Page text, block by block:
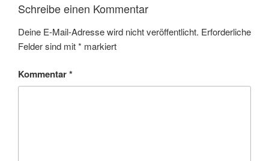
Schreibe einen Kommentar
Deine E-Mail-Adresse wird nicht veröffentlicht. Erforderliche
Felder sind mit* markiert
Kommentar*